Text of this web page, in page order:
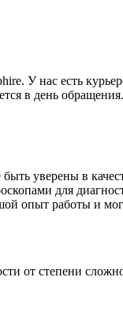
У нас есть
в день
уверены в
для
опыт работы и
от степени